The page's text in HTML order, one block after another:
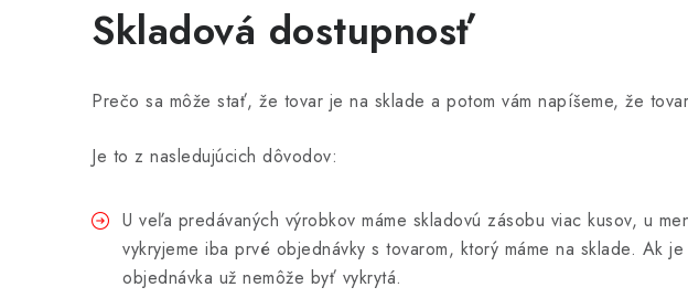
Skladová dostupnosť
Prečo sa môže stať, že tovar je na sklade a potom vám napíšeme, že
Je to z nasledujúcich dôvodov:
U veľa predávaných výrobkov máme skladovú zásobu viac kusov, u
vykryjeme iba prvé objednávky s tovarom, ktorý máme na sklade.
objednávka už nemôže byť vykrytá.